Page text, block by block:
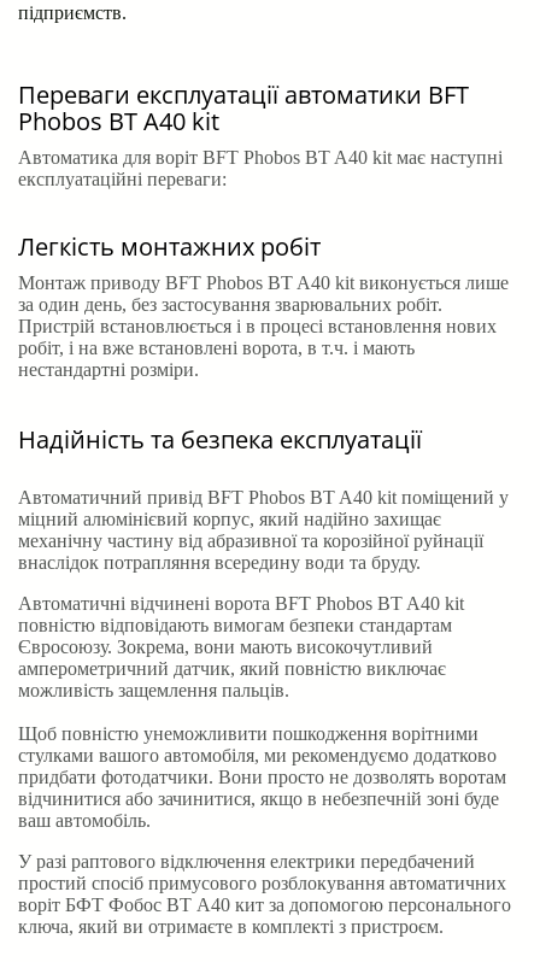
підприємств.
Переваги експлуатації автоматики BFT
Phobos BT A40 kit
Автоматика для воріт BFT Phobos BT A40 kit має наступні
експлуатаційні переваги:
Легкість монтажних робіт
Монтаж приводу BFT Phobos BT A40 kit виконується лише
за один день, без застосування зварювальних робіт.
Пристрій встановлюється і в процесі встановлення нових
робіт, і на вже встановлені ворота, в т.ч. і мають
нестандартні розміри.
Надійність та безпека експлуатації
Автоматичний привід BFT Phobos BT A40 kit поміщений у
міцний алюмінієвий корпус, який надійно захищає
механічну частину від абразивної та корозійної руйнації
внаслідок потрапляння всередину води та бруду.
Автоматичні відчинені ворота BFT Phobos BT A40 kit
повністю відповідають вимогам безпеки стандартам
Євросоюзу. Зокрема, вони мають високочутливий
амперометричний датчик, який повністю виключає
можливість защемлення пальців.
Щоб повністю унеможливити пошкодження ворітними
стулками вашого автомобіля, ми рекомендуємо додатково
придбати фотодатчики. Вони просто не дозволять воротам
відчинитися або зачинитися, якщо в небезпечній зоні буде
ваш автомобіль.
У разі раптового відключення електрики передбачений
простий спосіб примусового розблокування автоматичних
воріт БФТ Фобос ВТ А40 кит за допомогою персонального
ключа, який ви отримаєте в комплекті з пристроєм.